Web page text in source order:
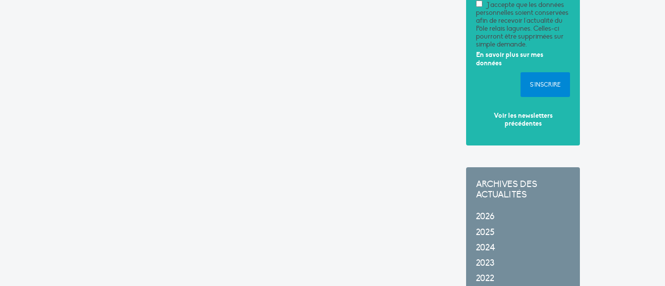
J'accepte que les données
personnelles soient conservées
afin de recevoir l'actualité du
Pôle relais lagunes. Celles-ci
pourront être supprimées sur
simple demande.
En savoir plus sur mes
données
S'INSCRIRE
Voir les newsletters
précédentes
ARCHIVES DES
ACTUALITÉS
2026
2025
2024
2023
2022